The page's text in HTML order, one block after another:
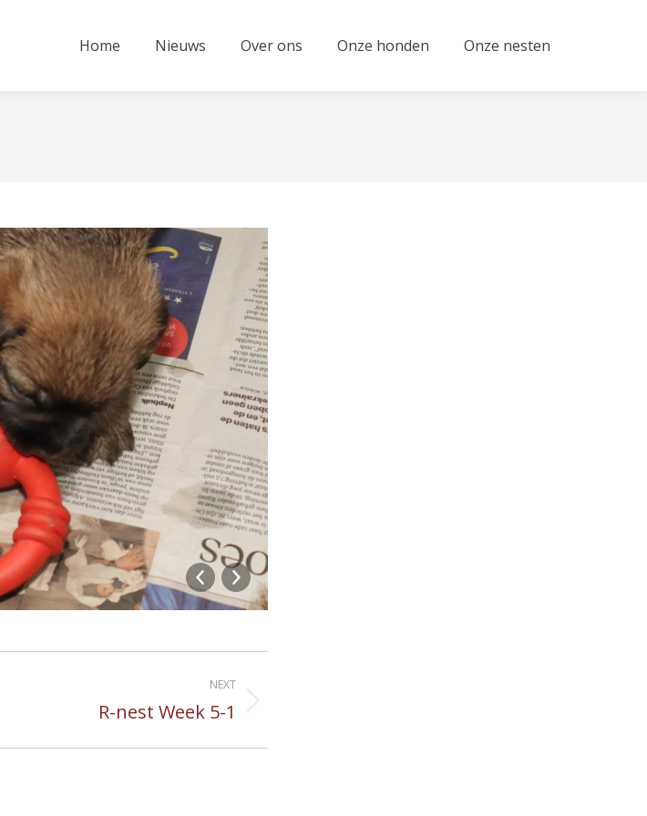
Home Nieuws Over ons Onze honden Onze nesten
NEXT
R-nest Week 5-1